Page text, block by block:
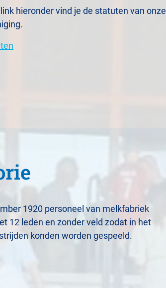
hieronder vind je de statuten van onze
1920 personeel van melkfabriek
12 leden en zonder veld zodat in het
konden worden gespeeld.